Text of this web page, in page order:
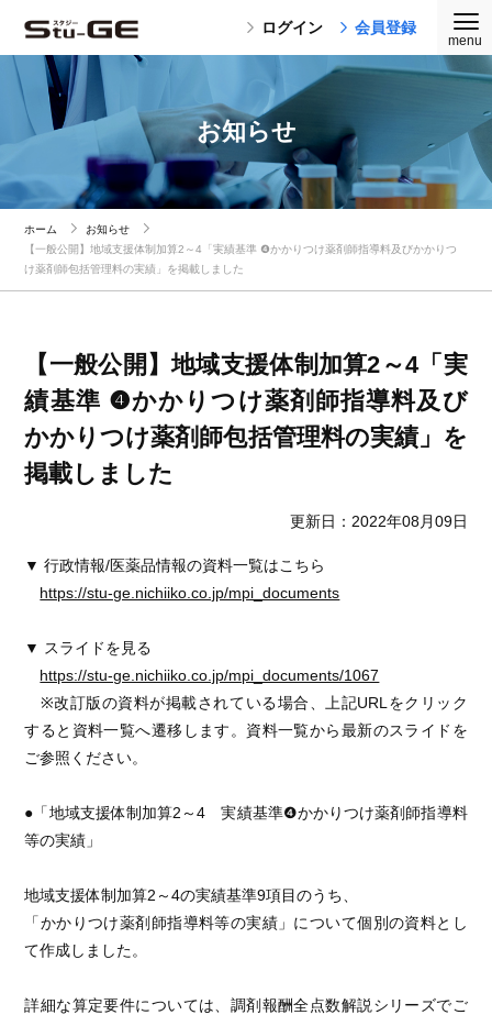
ログイン 会員登録
お知らせ
ホーム
お知らせ
【一般公開】地域支援体制加算2～4「実績基準 ❹かかりつけ薬剤師指導料及びかかりつ
け薬剤師包括管理料の実績」を掲載しました
【一般公開】地域支援体制加算2～4「実
績基準 ❹かかりつけ薬剤師指導料及び
かかりつけ薬剤師包括管理料の実績」を
掲載しました
更新日：2022年08月09日
▼ 行政情報/医薬品情報の資料一覧はこちら
https://stu-ge.nichiiko.co.jp/mpi_documents
▼ スライドを見る
https://stu-ge.nichiiko.co.jp/mpi_documents/1067
※改訂版の資料が掲載されている場合、上記URLをクリック
すると資料一覧へ遷移します。資料一覧から最新のスライドを
ご参照ください。
●「地域支援体制加算2～4 実績基準❹かかりつけ薬剤師指導料
等の実績」
地域支援体制加算2～4の実績基準9項目のうち、
「かかりつけ薬剤師指導料等の実績」について個別の資料とし
て作成しました。
詳細な算定要件については、調剤報酬全点数解説シリーズでご